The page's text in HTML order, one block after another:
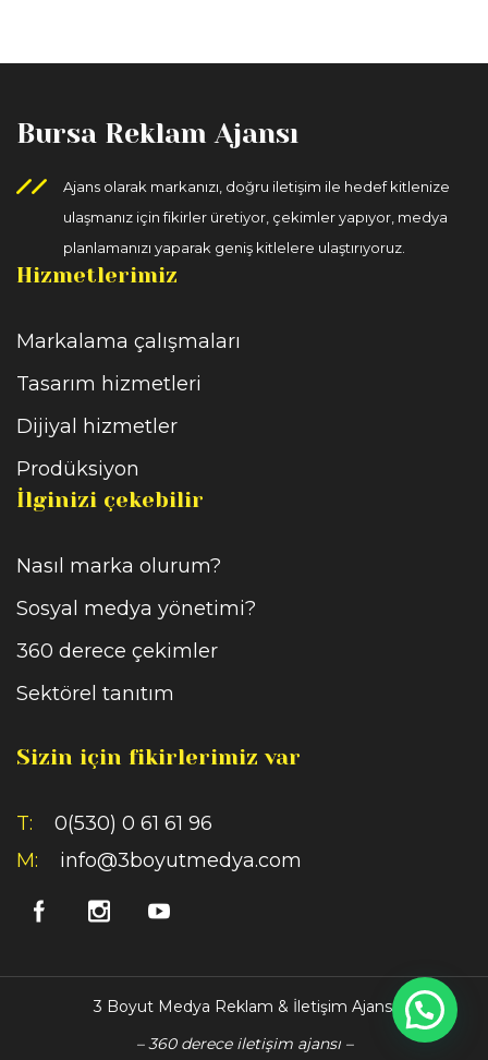
Bursa Reklam Ajansı
Ajans olarak markanızı, doğru iletişim ile hedef kitlenize
ulaşmanız için fikirler üretiyor, çekimler yapıyor, medya
planlamanızı yaparak geniş kitlelere ulaştırıyoruz.
Hizmetlerimiz
Markalama çalışmaları
Tasarım hizmetleri
Dijiyal hizmetler
Prodüksiyon
İlginizi çekebilir
Nasıl marka olurum?
Sosyal medya yönetimi?
360 derece çekimler
Sektörel tanıtım
Sizin için fikirlerimiz var
T: 0(530) 0 61 61 96
M: info@3boyutmedya.com
3 Boyut Medya Reklam & İletişim Ajansı
– 360 derece iletişim ajansı –